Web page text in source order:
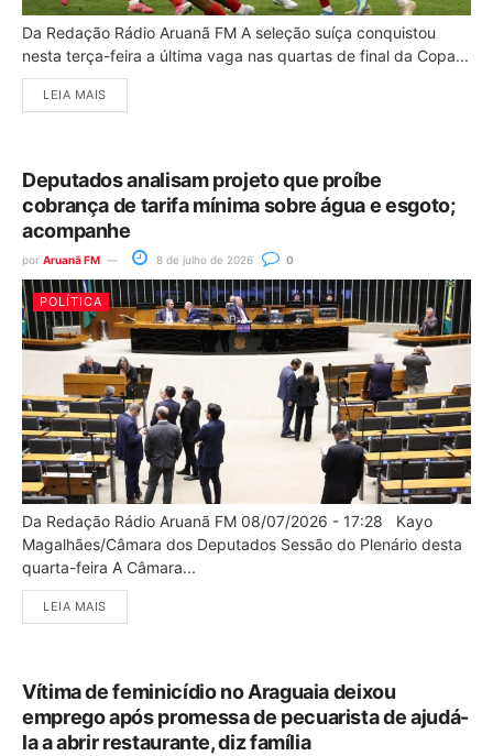
Da Redação Rádio Aruanã FM A seleção suíça conquistou
nesta terça-feira a última vaga nas quartas de final da Copa...
LEIA MAIS
Deputados analisam projeto que proíbe
cobrança de tarifa mínima sobre água e esgoto;
acompanhe
por Aruanã FM 8 de julho de 2026 0
POLÍTICA
Da Redação Rádio Aruanã FM 08/07/2026 - 17:28 Kayo
Magalhães/Câmara dos Deputados Sessão do Plenário desta
quarta-feira A Câmara...
LEIA MAIS
Vítima de feminicídio no Araguaia deixou
emprego após promessa de pecuarista de ajudá-
la a abrir restaurante, diz família